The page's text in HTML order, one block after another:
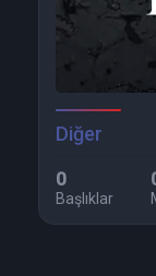
Diğer
0
Başlıklar